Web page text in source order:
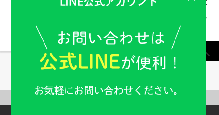
もっと見る